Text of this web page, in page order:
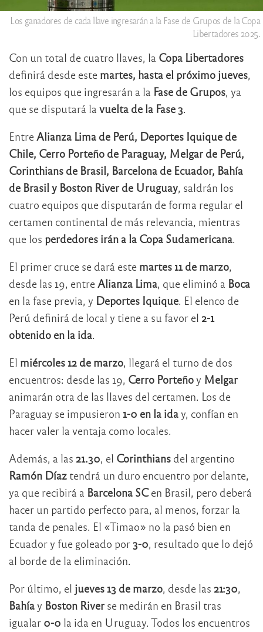
Los ganadores de cada llave ingresarán a la Fase de Grupos de la Copa
Libertadores 2025.
Con un total de cuatro llaves, la Copa Libertadores
definirá desde este martes, hasta el próximo jueves,
los equipos que ingresarán a la Fase de Grupos, ya
que se disputará la vuelta de la Fase 3.
Entre Alianza Lima de Perú, Deportes Iquique de
Chile, Cerro Porteño de Paraguay, Melgar de Perú,
Corinthians de Brasil, Barcelona de Ecuador, Bahía
de Brasil y Boston River de Uruguay, saldrán los
cuatro equipos que disputarán de forma regular el
certamen continental de más relevancia, mientras
que los perdedores irán a la Copa Sudamericana.
El primer cruce se dará este martes 11 de marzo,
desde las 19, entre Alianza Lima, que eliminó a Boca
en la fase previa, y Deportes Iquique. El elenco de
Perú definirá de local y tiene a su favor el 2-1
obtenido en la ida.
El miércoles 12 de marzo, llegará el turno de dos
encuentros: desde las 19, Cerro Porteñoy Melgar
animarán otra de las llaves del certamen. Los de
Paraguay se impusieron 1-0 en la iday, confían en
hacer valer la ventaja como locales.
Además, a las 21.30, el Corinthians del argentino
Ramón Díaz tendrá un duro encuentro por delante,
ya que recibirá a Barcelona SCen Brasil, pero deberá
hacer un partido perfecto para, al menos, forzar la
tanda de penales. El «Timao» no la pasó bien en
Ecuador y fue goleado por 3-0, resultado que lo dejó
al borde de la eliminación.
Por último, el jueves 13 de marzo, desde las 21:30,
Bahíay Boston River se medirán en Brasil tras
igualar 0-0 la ida en Uruguay. Todos los encuentros